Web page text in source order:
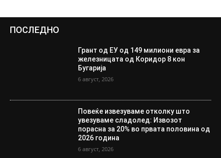
ПОСЛЕДНО
Грант од ЕУ од 149 милиони евра за
железницата од Коридор 8 кон
Бугарија
6 август, 2026
Повеќе извезуваме отколку што
увезуваме сладолед: Извозот
порасна за 20% во првата половина од
2026 година
6 август, 2026